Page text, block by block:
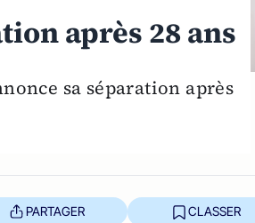
après 28 ans
sa séparation après
PARTAGER CLASSER